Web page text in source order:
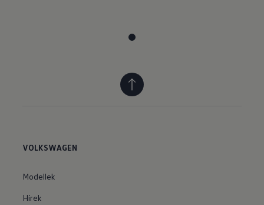
VOLKSWAGEN
Modellek
Hírek